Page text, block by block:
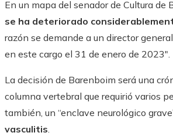
En un mapa del senador de Cultura de
se ha deteriorado
razón se demande a un director
en este cargo el 31 de enero de 2023″.
La decisión de Barenboim será una
columna vertebral que requirió varios
también, un “enclave neurológico
vasculitis.